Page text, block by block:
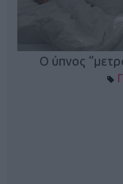
Ο ύπνος